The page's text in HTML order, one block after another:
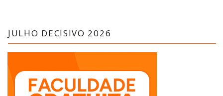
JULHO DECISIVO 2026